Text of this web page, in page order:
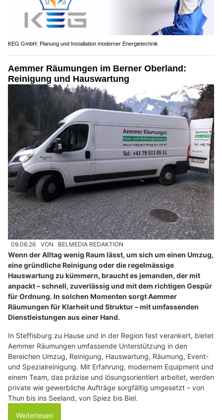
KEG GmbH: Planung und Installation moderner Energietechnik
Aemmer Räumungen im Berner Oberland:
Reinigung und Hauswartung
09.06.26 VON BELMEDIA REDAKTION
Wenn der Alltag wenig Raum lässt, um sich um einen Umzug,
eine gründliche Reinigung oder die regelmässige
Hauswartung zu kümmern, braucht es jemanden, der mit
anpackt – schnell, zuverlässig und mit dem richtigen Gespür
für Ordnung. In solchen Momenten sorgt Aemmer
Räumungen für Klarheit und Struktur – mit umfassenden
Dienstleistungen aus einer Hand.
In Steffisburg zu Hause und in der Region fest verankert, bietet
Aemmer Räumungen umfassende Unterstützung in den
Bereichen Umzug, Reinigung, Hauswartung, Räumung, Event-
und Spezialreinigung. Mit Erfahrung, modernem Equipment und
einem Team, das präzise und lösungsorientiert arbeitet, werden
private wie gewerbliche Aufträge sorgfältig umgesetzt – von
Thun bis ins Seeland, von Spiez bis Biel.
Weiterlesen